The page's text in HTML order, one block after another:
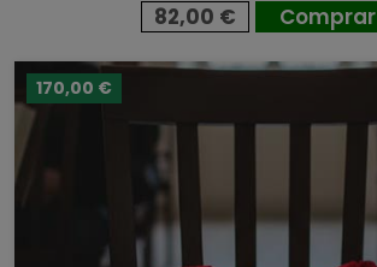
82,00 € Comprar
170,00 €